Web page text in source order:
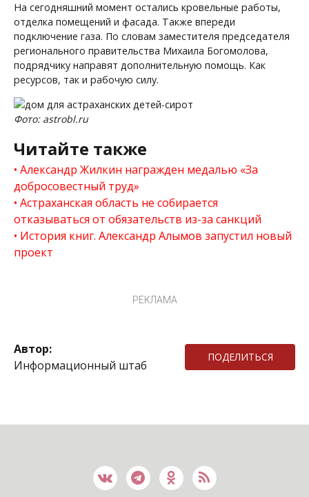
На сегодняшний момент остались кровельные работы,
отделка помещений и фасада. Также впереди
подключение газа. По словам заместителя председателя
регионального правительства Михаила Богомолова,
подрядчику направят дополнительную помощь. Как
ресурсов, так и рабочую силу.
Фото: astrobl.ru
Читайте также
Александр Жилкин награжден медалью «За
добросовестный труд»
Астраханская область не собирается
отказываться от обязательств из-за санкций
История книг. Александр Алымов запустил новый
проект
РЕКЛАМА
Автор:
Информационный штаб
ПОДЕЛИТЬСЯ